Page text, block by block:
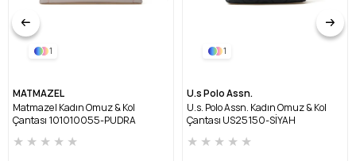
1
MATMAZEL
Matmazel Kadın Omuz & Kol
Çantası 101010055-PUDRA
★ ★ ★ ★ ★
1
U.s Polo Assn.
U.s. Polo Assn. Kadın Omuz & Kol
Çantası US25150-SİYAH
★ ★ ★ ★ ★